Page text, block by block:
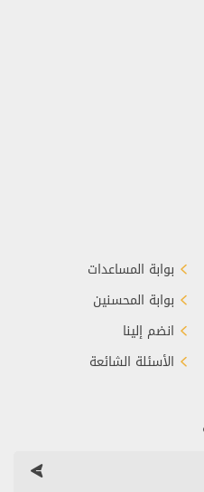
بوابة المساعدات
بوابة المحسنين
انضم إلينا
الأسئلة الشائعة